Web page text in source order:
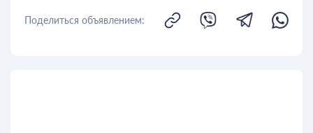
Поделиться объявлением: